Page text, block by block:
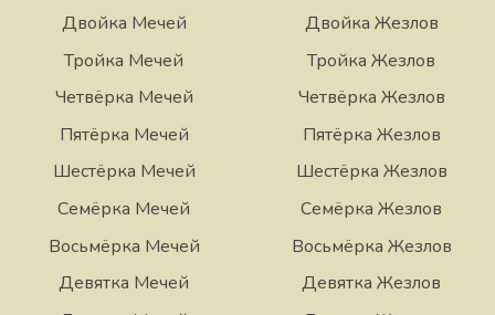
Двойка Мечей
Тройка Мечей
Четвёрка Мечей
Пятёрка Мечей
Шестёрка Мечей
Семёрка Мечей
Восьмёрка Мечей
Девятка Мечей
Двойка Жезлов
Тройка Жезлов
Четвёрка Жезлов
Пятёрка Жезлов
Шестёрка Жезлов
Семёрка Жезлов
Восьмёрка Жезлов
Девятка Жезлов